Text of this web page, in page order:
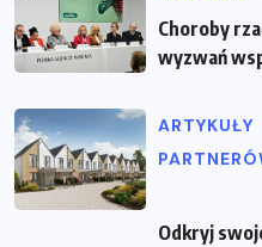
Choroby
wyzwań
ARTYKUŁY
Odkryj